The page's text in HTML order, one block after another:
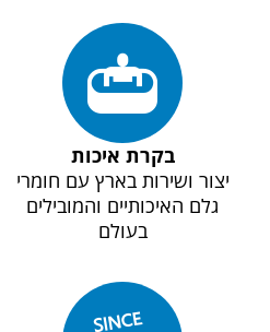
בקרת איכות
יצור ושירות בארץ עם חומרי
גלם האיכותיים והמובילים
בעולם